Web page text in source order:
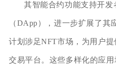
其智能合约功能支持开发
（DApp），进一步扩展了其
计划涉足NFT市场，为用户
交易平台。这些多样化的应